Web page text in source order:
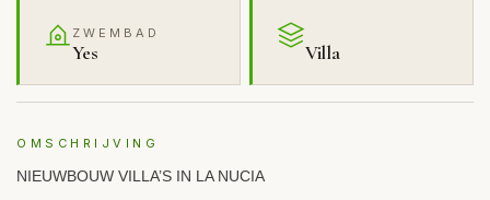
ZWEMBAD
Yes Villa
OMSCHRIJVING
NIEUWBOUW VILLA’S IN LA NUCIA